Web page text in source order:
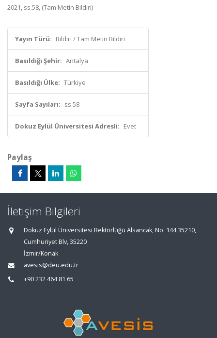
2021, ss.58, (Tam Metin Bildiri)
Yayın Türü: Bildiri / Tam Metin Bildiri
Basıldığı Şehir: Antalya
Basıldığı Ülke: Türkiye
Sayfa Sayıları: ss.58
Dokuz Eylül Üniversitesi Adresli: Evet
Paylaş
İletişim Bilgileri
Dokuz Eylül Üniversitesi Rektörlüğü Alsancak, No: 144 35210,
Cumhuriyet Blv, 35220
İzmir/Konak
avesis@deu.edu.tr
+90 232 464 81 65